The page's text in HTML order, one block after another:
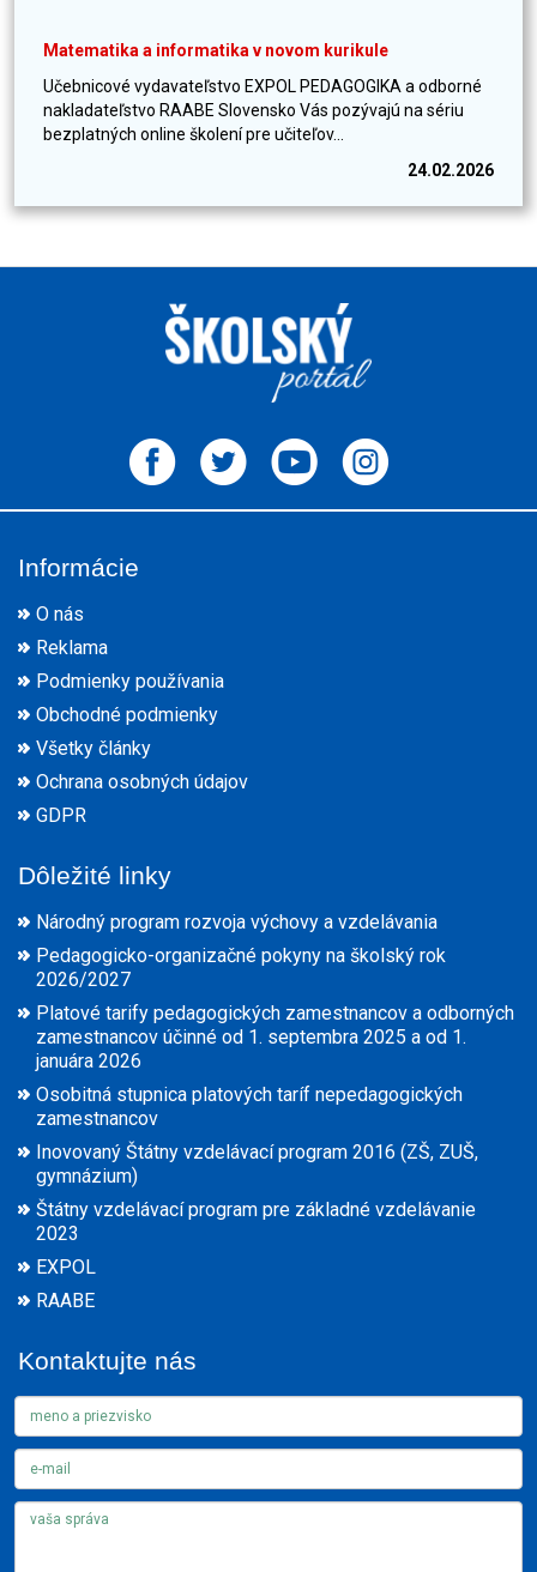
Matematika a informatika v novom kurikule
Učebnicové vydavateľstvo EXPOL PEDAGOGIKA a odborné
nakladateľstvo RAABE Slovensko Vás pozývajú na sériu
bezplatných online školení pre učiteľov...
24.02.2026
Informácie
O nás
Reklama
Podmienky používania
Obchodné podmienky
Všetky články
Ochrana osobných údajov
GDPR
Dôležité linky
Národný program rozvoja výchovy a vzdelávania
Pedagogicko-organizačné pokyny na školský rok
2026/2027
Platové tarify pedagogických zamestnancov a odborných
zamestnancov účinné od 1. septembra 2025 a od 1.
januára 2026
Osobitná stupnica platových taríf nepedagogických
zamestnancov
Inovovaný Štátny vzdelávací program 2016 (ZŠ, ZUŠ,
gymnázium)
Štátny vzdelávací program pre základné vzdelávanie
2023
EXPOL
RAABE
Kontaktujte nás